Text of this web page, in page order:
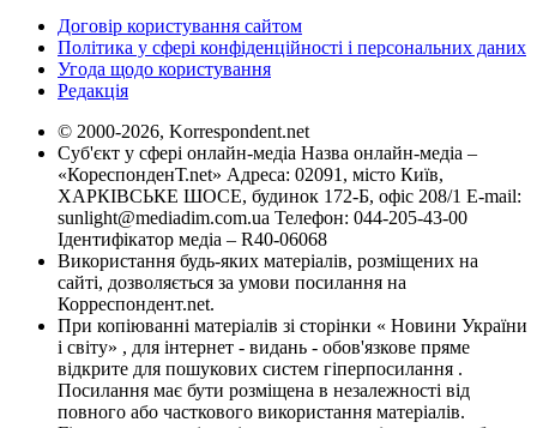
Договір користування сайтом
Політика у сфері конфіденційності і персональних даних
Угода щодо користування
Редакція
© 2000-2026, Korrespondent.net
Суб'єкт у сфері онлайн-медіа Назва онлайн-медіа –
«КореспонденТ.net» Адреса: 02091, місто Київ,
ХАРКІВСЬКЕ ШОСЕ, будинок 172-Б, офіс 208/1 E-mail:
sunlight@mediadim.com.ua Телефон: 044-205-43-00
Ідентифікатор медіа – R40-06068
Використання будь-яких матеріалів, розміщених на
сайті, дозволяється за умови посилання на
Корреспондент.net.
При копіюванні матеріалів зі сторінки « Новини України
і світу» , для інтернет - видань - обов'язкове пряме
відкрите для пошукових систем гіперпосилання .
Посилання має бути розміщена в незалежності від
повного або часткового використання матеріалів.